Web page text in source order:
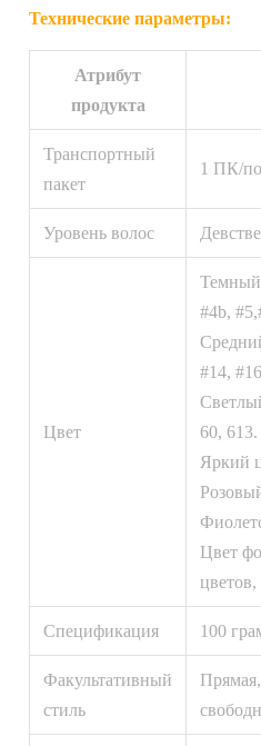
Технические параметры:
Атрибут
продукта
Транспортный
пакет
1 ПК/
Уровень волос
Цвет
Темный
#4b,
#14,
60, 613.
Яркий
Цвет
Спецификация 100
Факультативный
стиль